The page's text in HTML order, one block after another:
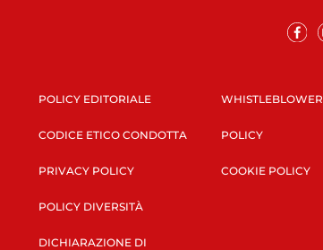
POLICY EDITORIALE
CODICE ETICO CONDOTTA
PRIVACY POLICY
POLICY DIVERSITÀ
DICHIARAZIONE DI
WHISTLEBLOWER
POLICY
COOKIE POLICY